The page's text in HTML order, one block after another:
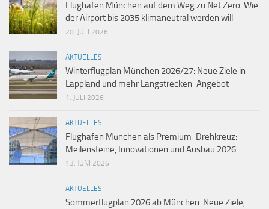
Flughafen München auf dem Weg zu Net Zero: Wie
der Airport bis 2035 klimaneutral werden will
20. JULI 2026
AKTUELLES
Winterflugplan München 2026/27: Neue Ziele in
Lappland und mehr Langstrecken-Angebot
1. JULI 2026
AKTUELLES
Flughafen München als Premium-Drehkreuz:
Meilensteine, Innovationen und Ausbau 2026
13. JUNI 2026
AKTUELLES
Sommerflugplan 2026 ab München: Neue Ziele,